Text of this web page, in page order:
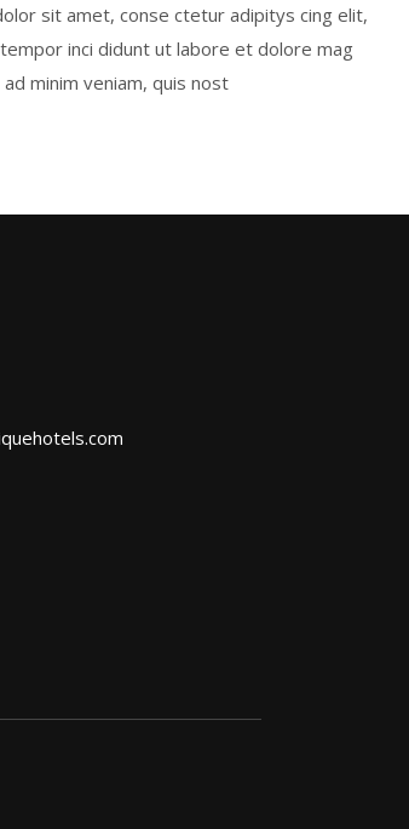
sit amet, conse ctetur adipitys cing elit,
inci didunt ut labore et dolore mag
minim veniam, quis nost